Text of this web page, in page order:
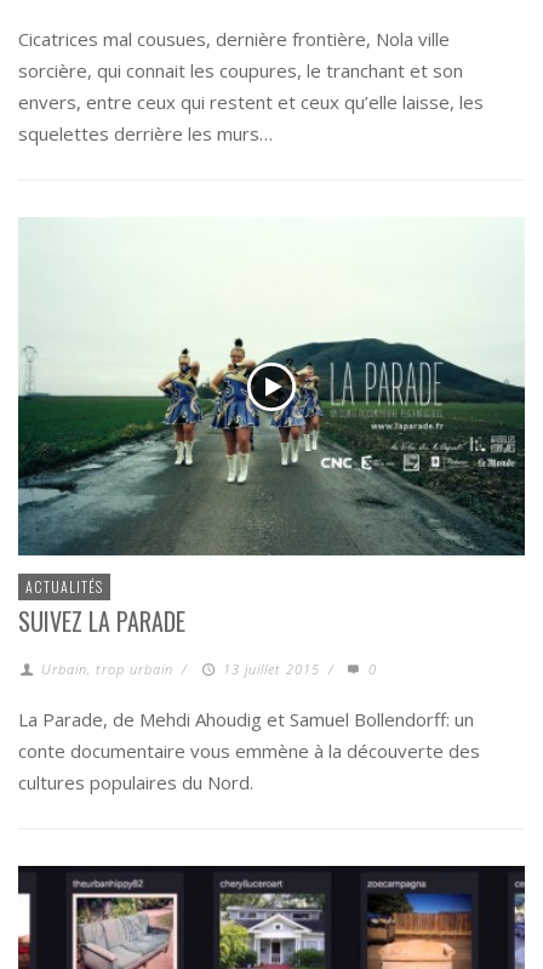
Cicatrices mal cousues, dernière frontière, Nola ville
sorcière, qui connait les coupures, le tranchant et son
envers, entre ceux qui restent et ceux qu’elle laisse, les
squelettes derrière les murs…
ACTUALITÉS
SUIVEZ LA PARADE
Urbain, trop urbain / 13 juillet 2015 / 0
La Parade, de Mehdi Ahoudig et Samuel Bollendorff: un
conte documentaire vous emmène à la découverte des
cultures populaires du Nord.